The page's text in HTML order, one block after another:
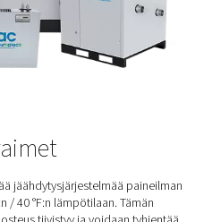
on erityyppisiä, ja jokaisella niistä
ja etunsa. Yleisimpiä
adsorptiokuivaimet.